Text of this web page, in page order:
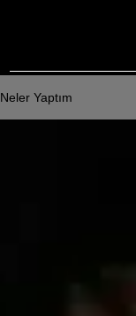
Neler Yaptım